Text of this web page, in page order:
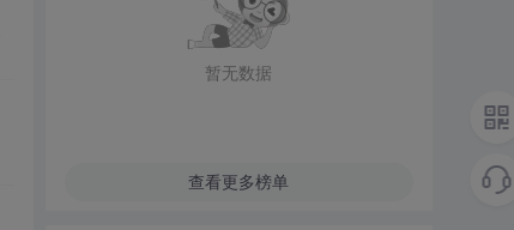
暂无数据
查看更多榜单